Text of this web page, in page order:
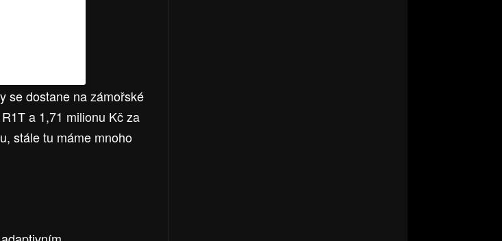
se dostane na zámořské
a 1,71 milionu Kč za
stále tu máme mnoho